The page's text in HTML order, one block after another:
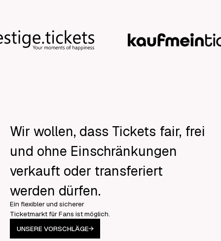
Wir wollen, dass Tickets fair, frei
und ohne Einschränkungen
verkauft oder transferiert
werden dürfen.
Ein flexibler und sicherer
Ticketmarkt für Fans ist möglich.
UNSERE VORSCHLÄGE